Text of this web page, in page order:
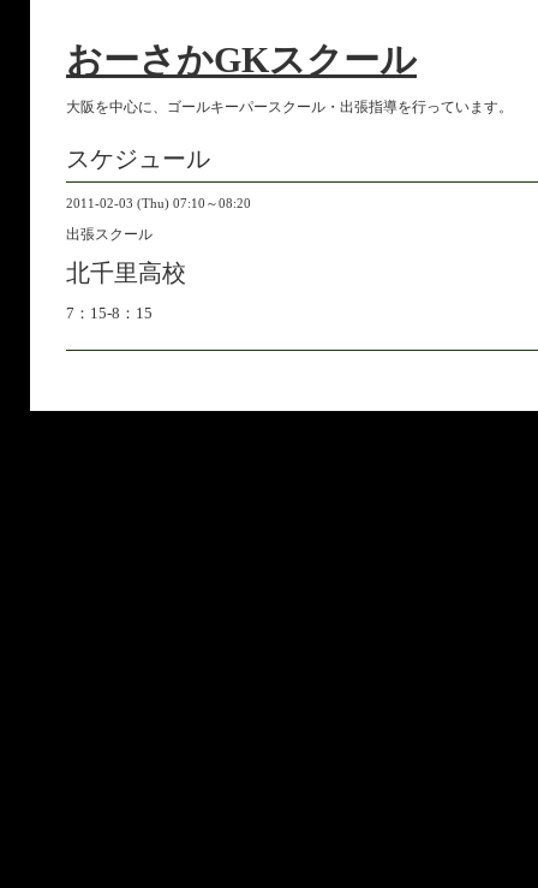
おーさかGKスクール
大阪を中心に、ゴールキーパースクール・出張指導を行っています。
スケジュール
2011-02-03 (Thu) 07:10～08:20
出張スクール
北千里高校
7：15-8：15